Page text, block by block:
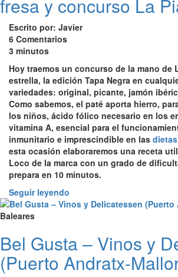
fresa y concurso La
Escrito por: Javier
6 Comentarios
3 minutos
Hoy traemos un concurso de la mano de
estrella, la edición Tapa Negra en
variedades: original, picante, jamón
Como sabemos, el paté aporta hierro,
los niños, ácido fólico necesario en los
vitamina A, esencial para el
inmunitario e imprescindible en las
esta ocasión elaboraremos una receta
Loco de la marca con un grado de
prepara en 10 minutos.
Seguir leyendo
Baleares
Bel Gusta – Vinos y
(Puerto Andratx-